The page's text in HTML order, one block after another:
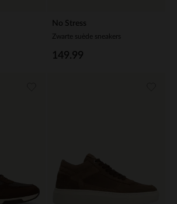
No Stress
Zwarte suède sneakers
149.99